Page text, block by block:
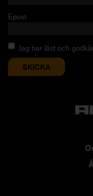
Epost
Jag har läst och